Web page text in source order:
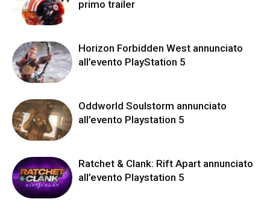
primo trailer
Horizon Forbidden West annunciato
all’evento PlayStation 5
Oddworld Soulstorm annunciato
all’evento Playstation 5
Ratchet & Clank: Rift Apart annunciato
all’evento Playstation 5